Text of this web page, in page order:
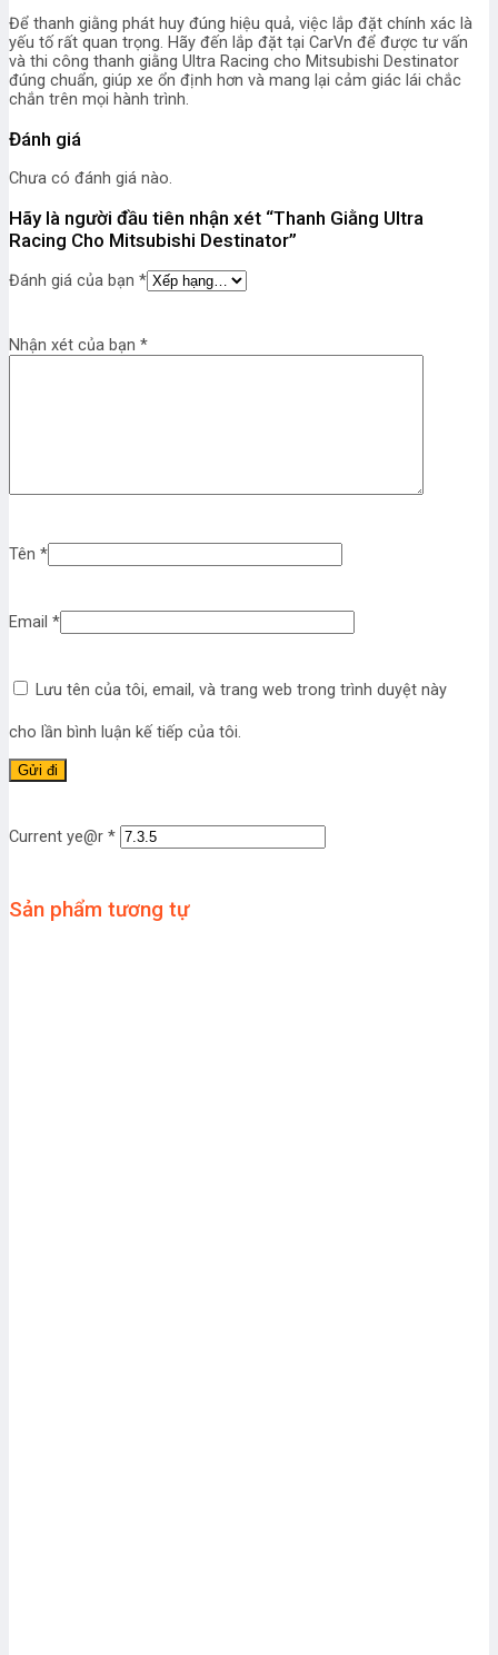
Để thanh giằng phát huy đúng hiệu quả, việc lắp đặt chính xác là
yếu tố rất quan trọng. Hãy đến lắp đặt tại CarVn để được tư vấn
và thi công thanh giằng Ultra Racing cho Mitsubishi Destinator
đúng chuẩn, giúp xe ổn định hơn và mang lại cảm giác lái chắc
chắn trên mọi hành trình.
Đánh giá
Chưa có đánh giá nào.
Hãy là người đầu tiên nhận xét “Thanh Giằng Ultra
Racing Cho Mitsubishi Destinator”
Đánh giá của bạn *
Nhận xét của bạn *
Tên *
Email *
Lưu tên của tôi, email, và trang web trong trình duyệt này
cho lần bình luận kế tiếp của tôi.
Current ye@r *
Sản phẩm tương tự